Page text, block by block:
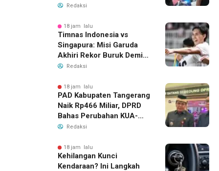
Dana BOP PKBM
Redaksi
18 jam lalu
Timnas Indonesia vs
Singapura: Misi Garuda
Akhiri Rekor Buruk Demi
Tiket Semifinal Piala AFF
Redaksi
18 jam lalu
PAD Kabupaten Tangerang
Naik Rp466 Miliar, DPRD
Bahas Perubahan KUA-
PPAS 2026
Redaksi
18 jam lalu
Kehilangan Kunci
Kendaraan? Ini Langkah